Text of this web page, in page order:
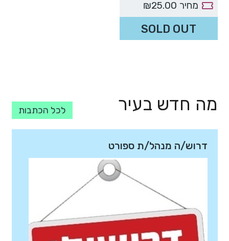
מחיר
SOLD OUT
מה חדש בעיר לכל הכתבות
דרוש/ה מנהל/ת ספורט